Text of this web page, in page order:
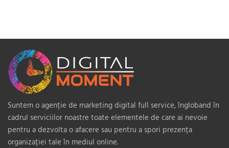
Suntem o agenție de marketing digital full service, îngloband în
cadrul serviciilor noastre toate elementele de care ai nevoie
pentru a dezvolta o afacere sau pentru a spori prezența
organizației tale în mediul online.